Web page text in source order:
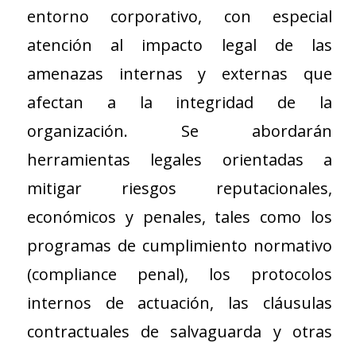
entorno corporativo, con especial
atención al impacto legal de las
amenazas internas y externas que
afectan a la integridad de la
organización. Se abordarán
herramientas legales orientadas a
mitigar riesgos reputacionales,
económicos y penales, tales como los
programas de cumplimiento normativo
(compliance penal), los protocolos
internos de actuación, las cláusulas
contractuales de salvaguarda y otras